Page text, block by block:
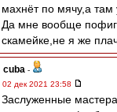
махнёт по мячу,а там
Да мне вообще пофиг
скамейке,не я же
cuba -
02 дек 2021 23:58
Заслуженные